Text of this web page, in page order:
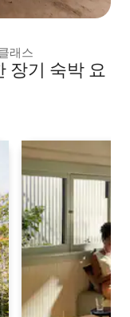
래스
장기 숙박 요